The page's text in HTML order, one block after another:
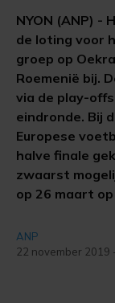
NYON (ANP) -
de loting voor
groep op
Roemenië bij.
via de play-
eindronde. Bij
Europese
halve finale
zwaarst
op 26 maart op
ANP
22 november 2019